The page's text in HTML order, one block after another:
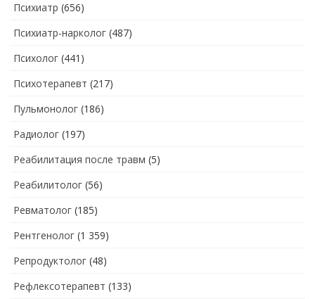
Психиатр (656)
Психиатр-нарколог (487)
Психолог (441)
Психотерапевт (217)
Пульмонолог (186)
Радиолог (197)
Реабилитация после травм (5)
Реабилитолог (56)
Ревматолог (185)
Рентгенолог (1 359)
Репродуктолог (48)
Рефлексотерапевт (133)